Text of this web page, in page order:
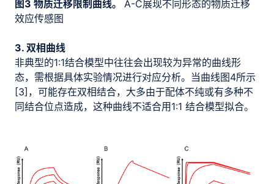
图3 物质迁移限制曲线。 A-C展现不同形态的物质迁移
效应传感图
3. 双相曲线
非典型的1:1结合模型中往往会出现较为异常的曲线形
态，需根据具体实验情况进行对应分析。当曲线图4所示
[3]，可能存在双相结合，大多由于配体不纯或有多种不
同结合位点造成，这种曲线不适合用1:1 结合模型拟合。